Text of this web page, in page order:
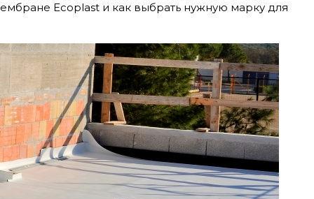
Ecoplast и как выбрать нужную марку для